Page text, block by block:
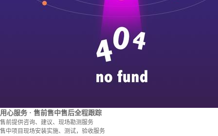
用心服务 · 售前售中售后全程跟踪
售前提供咨询、建议、现场勘测服务
售中项目现场安装实施、测试，验收服务